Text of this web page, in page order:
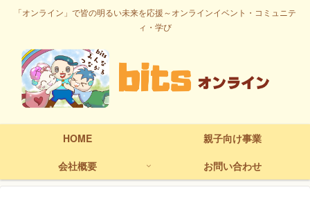
「オンライン」で皆の明るい未来を応援～オンラインイベント・コミュニテ
ィ・学び
HOME
親子向け事業
会社概要
お問い合わせ